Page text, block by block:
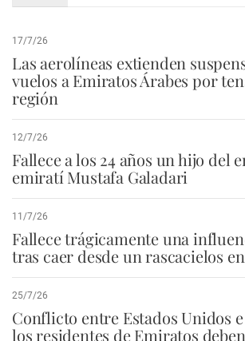
17/7/26
Las aerolíneas extienden
vuelos a Emiratos Árabes por
región
12/7/26
Fallece a los 24 años un hijo del
emiratí Mustafa Galadari
11/7/26
Fallece trágicamente una
tras caer desde un rascacielos
25/7/26
Conflicto entre Estados Unidos
los residentes de Emiratos